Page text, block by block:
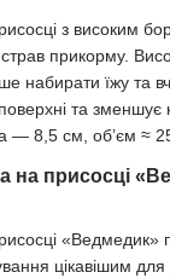
з високим
прикорму.
набирати їжу та
та зменшує
— 8,5 см, об’єм ≈
на присосці
«Ведмедик»
цікавішим